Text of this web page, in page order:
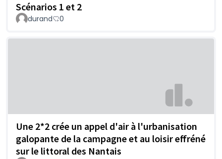
Scénarios 1 et 2
durand 0
Une 2*2 crée un appel d'air à l'urbanisation
galopante de la campagne et au loisir effréné
sur le littoral des Nantais